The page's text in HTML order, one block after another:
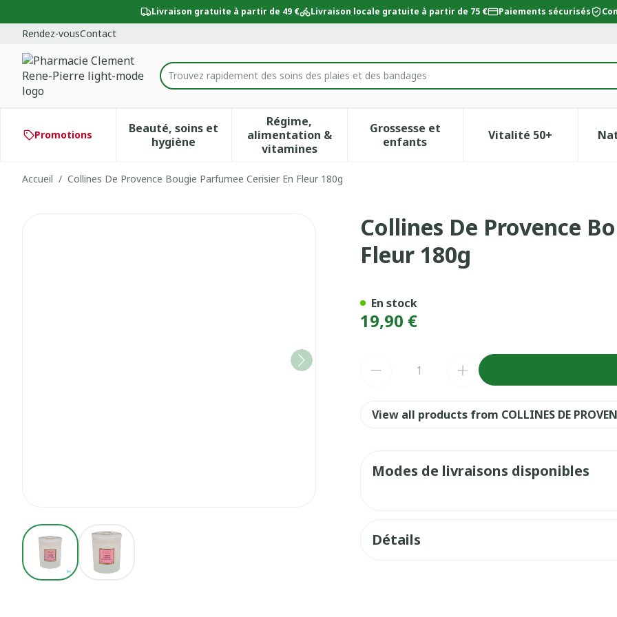
Livraison gratuite à partir de 49 € Livraison locale gratuite à partir de 75 € Paiements sécurisés
Rendez-vousContact
Rechercher
Trouvez rapidement des soins des plaies et des bandages
Promotions
Beauté, soins et
hygièneAfficher le sous-menu pour la catégorie Beauté, soins et hygiène
Régime,
alimentation &
vitamines
Afficher le sous-menu pour la catégorie Régime,
Grossesse et
enfantsAfficher le sous-menu pour la
Vitalité 50+Afficher le sous-
Accueil / Collines De Provence Bougie Parfumee Cerisier En Fleur 180g
View larger imageView larger image
Collines De Provence Bougie Parfumee Cerisier En Fleur
Collines De Provence
Fleur 180g
19,90 €
En stock
View all products from COLLINES DE
Modes de livraisons disponibles
Détails